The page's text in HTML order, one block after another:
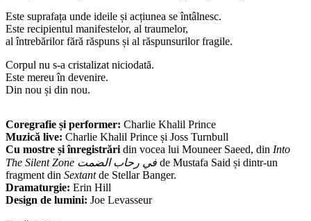
Este suprafața unde ideile și acțiunea se întâlnesc.
Este recipientul manifestelor, al traumelor,
al întrebărilor fără răspuns și al răspunsurilor fragile.
Corpul nu s-a cristalizat niciodată.
Este mereu în devenire.
Din nou și din nou.
Coregrafie și performer: Charlie Khalil Prince
Muzică live: Charlie Khalil Prince și Joss Turnbull
Cu mostre și înregistrări din vocea lui Mouneer Saeed, din Into
The Silent Zone في رحاب الضمت de Mustafa Said și dintr-un
fragment din Sextantde Stellar Banger.
Dramaturgie: Erin Hill
Design de lumini: Joe Levasseur